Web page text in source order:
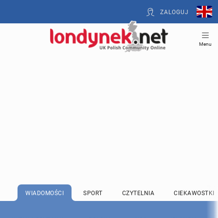
ZALOGUJ
Menu
WIADOMOŚCI SPORT CZYTELNIA CIEKAWOSTKI